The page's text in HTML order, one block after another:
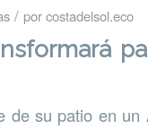
/ porcostadelsol.eco
de su patio en un